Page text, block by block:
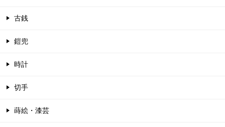
古銭
鎧兜
時計
切手
蒔絵・漆芸